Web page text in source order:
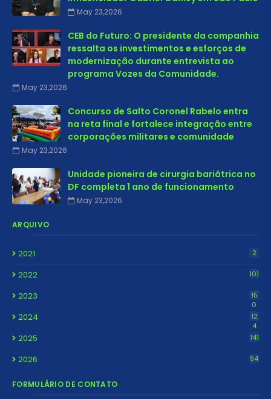
May 23,2026
CEB do Futuro: O presidente da companhia
ressalta os investimentos e esforços de
modernização durante entrevista ao
programa Vozes da Comunidade.
May 23,2026
Concurso de Salto Coronel Rabelo entra
na reta final e fortalece integração entre
corporações militares e comunidade
May 23,2026
Unidade pioneira de cirurgia bariátrica no
DF completa 1 ano de funcionamento
May 23,2026
ARQUIVO
2021 2
2022 101
2023
15
0
2024
12
4
2025 141
2026 94
FORMULÁRIO DE CONTATO